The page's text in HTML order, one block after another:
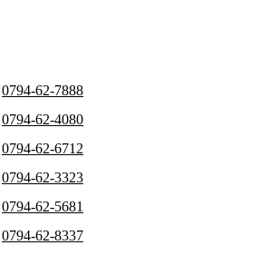
0794-62-7888
0794-62-4080
0794-62-6712
0794-62-3323
0794-62-5681
0794-62-8337